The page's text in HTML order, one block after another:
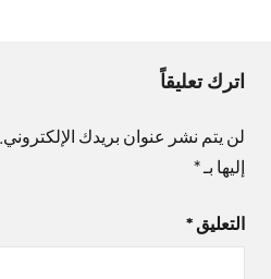
اترك تعليقاً
لن يتم نشر عنوان بريدك الإلكتروني.
إليها بـ*
التعليق *